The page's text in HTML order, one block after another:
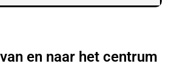
en naar het centrum